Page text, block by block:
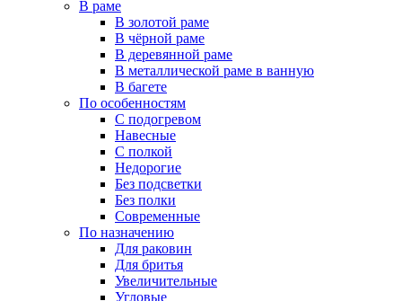
В раме
В золотой раме
В чёрной раме
В деревянной раме
В металлической раме в ванную
В багете
По особенностям
С подогревом
Навесные
С полкой
Недорогие
Без подсветки
Без полки
Современные
По назначению
Для раковин
Для бритья
Увеличительные
Угловые